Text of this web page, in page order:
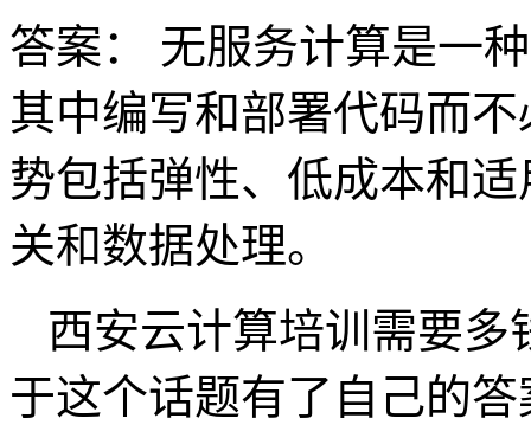
答案： 无服务计算是一
其中编写和部署代码而
势包括弹性、低成本和
关和数据处理。
西安云计算培训需要
于这个话题有了自己的